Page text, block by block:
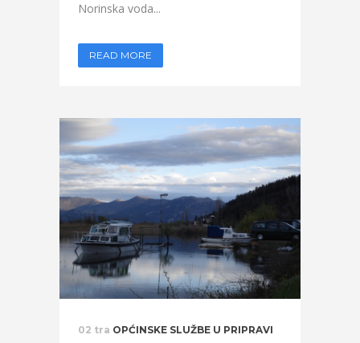
Norinska voda...
READ MORE
02 tra OPĆINSKE SLUŽBE U PRIPRAVI